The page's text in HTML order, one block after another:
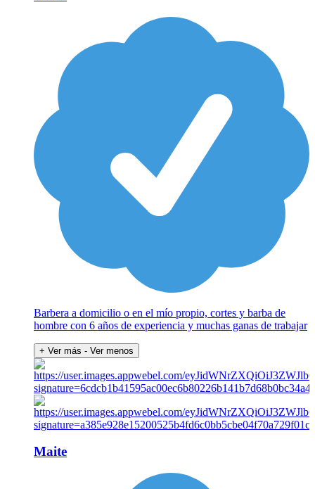
Barbera a domicilio o en el mío propio, cortes y barba de
hombre con 6 años de experiencia y muchas ganas de trabajar
+ Ver más - Ver menos
Maite